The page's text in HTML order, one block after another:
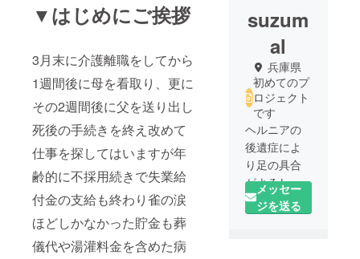
▼はじめにご挨拶
3月末に介護離職をしてから
1週間後に母を看取り、更に
その2週間後に父を送り出し
死後の手続きを終え改めて
仕事を探してはいますが年
齢的に不採用続きで失業給
付金の支給も終わり雀の涙
ほどしかなかった貯金も葬
儀代や湯灌料金を含めた病
suzum
al
兵庫県
初めてのプ
ロジェクト
です
ヘルニアの
後遺症によ
り足の具合
がよろしく
ないので出
来れば無理
メッセー
ジを送る